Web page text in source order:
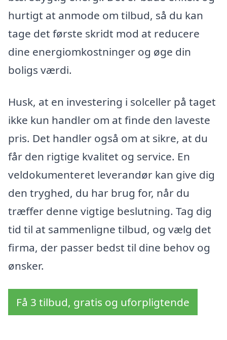
hurtigt at anmode om tilbud, så du kan
tage det første skridt mod at reducere
dine energiomkostninger og øge din
boligs værdi.
Husk, at en investering i solceller på taget
ikke kun handler om at finde den laveste
pris. Det handler også om at sikre, at du
får den rigtige kvalitet og service. En
veldokumenteret leverandør kan give dig
den tryghed, du har brug for, når du
træffer denne vigtige beslutning. Tag dig
tid til at sammenligne tilbud, og vælg det
firma, der passer bedst til dine behov og
ønsker.
Få 3 tilbud, gratis og uforpligtende